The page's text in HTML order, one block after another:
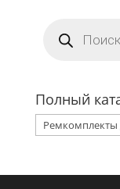
товаров
Полный